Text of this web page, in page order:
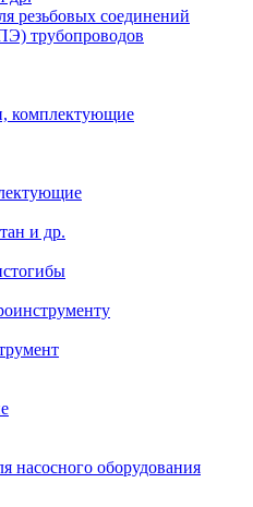
резьбовых соединений
трубопроводов
комплектующие
и др.
насосного оборудования